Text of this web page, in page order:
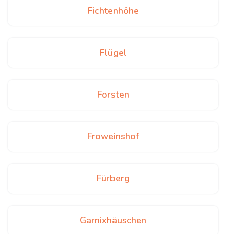
Fichtenhöhe
Flügel
Forsten
Froweinshof
Fürberg
Garnixhäuschen